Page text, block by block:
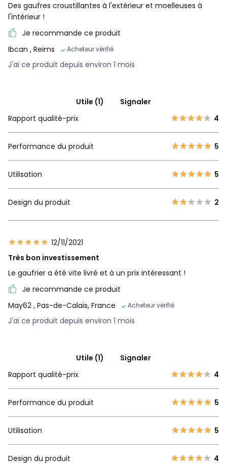
Des gaufres croustillantes à l'extérieur et moelleuses à
l'intérieur !
Je recommande ce produit
Ibcan , Reims Acheteur vérifié
J'ai ce produit depuis environ 1 mois
Utile (1)
Signaler
Rapport qualité-prix
4
Performance du produit 5
Utilisation 5
Design du produit 2
12/11/2021
Très bon investissement
Le gaufrier a été vite livré et à un prix intéressant !
Je recommande ce produit
May62 , Pas-de-Calais, France Acheteur vérifié
J'ai ce produit depuis environ 1 mois
Utile (1)
Signaler
Rapport qualité-prix
4
Performance du produit 5
Utilisation 5
Design du produit 4